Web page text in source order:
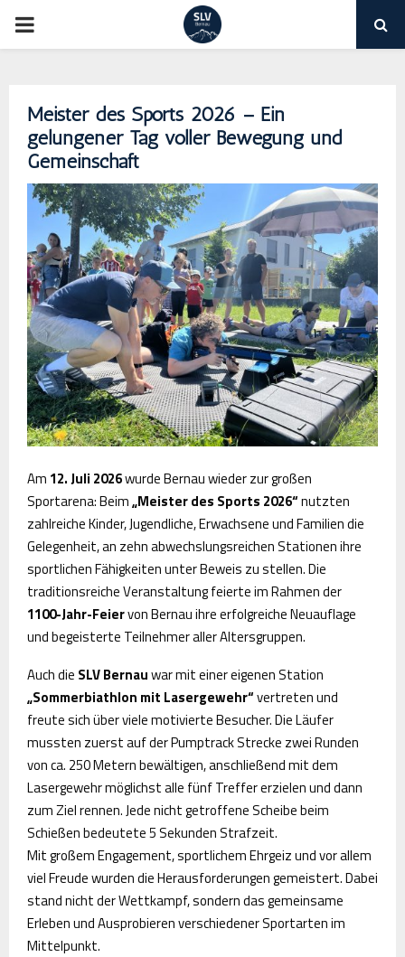
PRIMARY
Meister des Sports 2026 – Ein
gelungener Tag voller Bewegung und
Gemeinschaft
Am 12. Juli 2026wurde Bernau wieder zur großen
Sportarena: Beim„Meister des Sports 2026“nutzten
zahlreiche Kinder, Jugendliche, Erwachsene und Familien die
Gelegenheit, an zehn abwechslungsreichen Stationen ihre
sportlichen Fähigkeiten unter Beweis zu stellen. Die
traditionsreiche Veranstaltung feierte im Rahmen der
1100-Jahr-Feiervon Bernau ihre erfolgreiche Neuauflage
und begeisterte Teilnehmer aller Altersgruppen.
Auch die SLV Bernauwar mit einer eigenen Station
„Sommerbiathlon mit Lasergewehr“vertreten und
freute sich über viele motivierte Besucher. Die Läufer
mussten zuerst auf der Pumptrack Strecke zwei Runden
von ca. 250 Metern bewältigen, anschließend mit dem
Lasergewehr möglichst alle fünf Treffer erzielen und dann
zum Ziel rennen. Jede nicht getroffene Scheibe beim
Schießen bedeutete 5 Sekunden Strafzeit.
Mit großem Engagement, sportlichem Ehrgeiz und vor allem
viel Freude wurden die Herausforderungen gemeistert. Dabei
stand nicht der Wettkampf, sondern das gemeinsame
Erleben und Ausprobieren verschiedener Sportarten im
Mittelpunkt.